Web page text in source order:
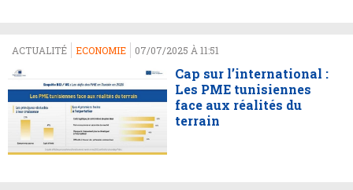
ACTUALITÉ ECONOMIE 07/07/2025 À 11:51
Cap sur l’international :
Les PME tunisiennes
face aux réalités du
terrain